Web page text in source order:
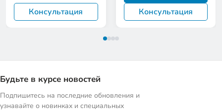
Консультация
Консультация
Будьте в курсе новостей
Подпишитесь на последние обновления и
узнавайте о новинках и специальных